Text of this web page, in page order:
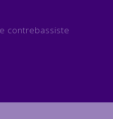
contrebassiste